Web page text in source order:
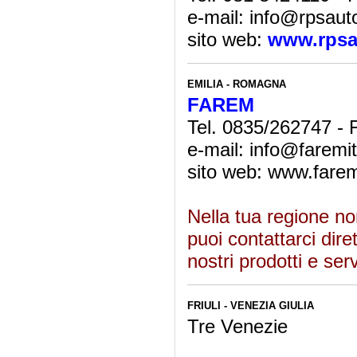
e-mail:
sito web:
EMILIA - ROMAGNA
FAREM
Tel. 0835/262747 -
e-mail:
sito web:
Nella tua regione
puoi contattarci
nostri prodotti e
FRIULI - VENEZIA GIULIA
Tre Venezie